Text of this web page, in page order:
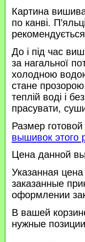
Картина
по канві.
До і під час
за нагальної
холодною
стане
теплій воді і
прасувати,
Размер
вышивок этого
Цена данной
Указанная
заказанные
оформлении
В вашей
нужные